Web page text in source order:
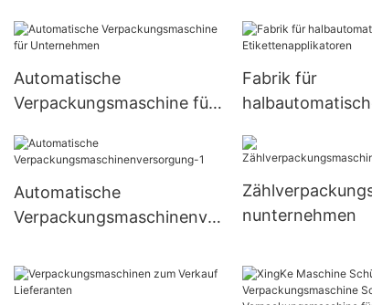
Automatische
Verpackungsmaschine für
Fabrik für
Automatische
Verpackungsmaschinenve
nunternehmen